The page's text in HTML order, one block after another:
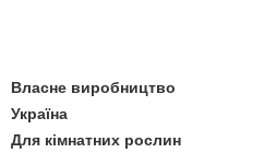
Власне виробництво
Україна
Для кімнатних рослин